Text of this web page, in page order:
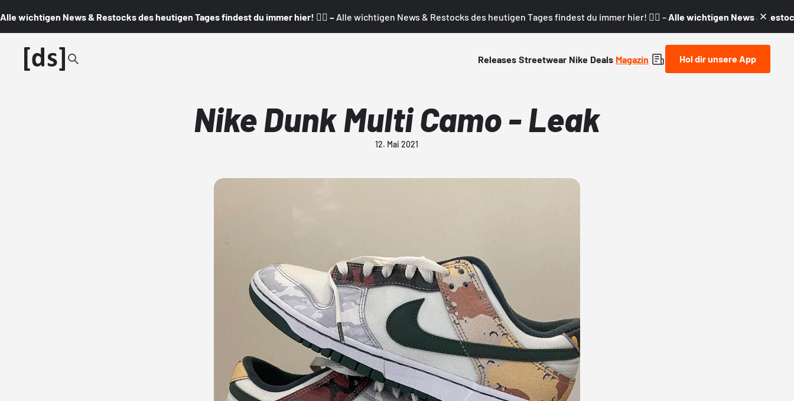
Alle wichtigen News & Restocks des heutigen Tages findest du immer hier! 👇🏼 – Alle wichtigen News & Restocks des heutigen Tages findest du immer hier! 👇🏼 – Alle wichtigen News &
Releases Streetwear Nike Deals Magazin Hol dir unsere App
Nike Dunk Multi Camo - Leak
12. Mai 2021